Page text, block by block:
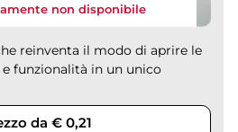
non disponibile
reinventa il modo di aprire le
funzionalità in un unico
da € 0,21